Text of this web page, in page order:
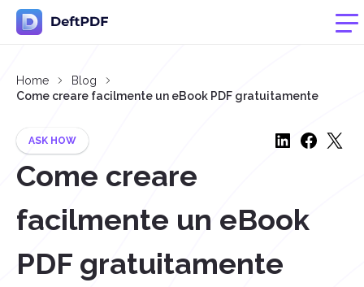
Home
Blog
Come creare facilmente un eBook PDF gratuitamente
ASK HOW
Come creare
facilmente un eBook
PDF gratuitamente